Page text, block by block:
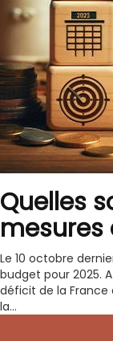
Quelles
mesures
Le 10 octobre
budget pour 2025.
déficit de la France
la...